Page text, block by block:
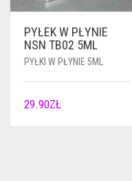
PYŁEK W PŁYNIE
NSN TB02 5ML
PYŁKI W PŁYNIE 5ML
29.90ZŁ